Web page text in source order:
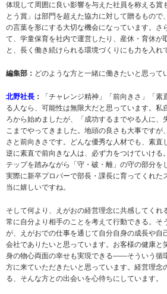
体現して周囲に良い影響を与えた社員を称える賞
とう賞」は部門を超えた協力に対して贈るもので
の言葉を形にする大切な機会になっています。さ
て、学童保育を社内で運営したり、産休・育休が
と、長く働き続けられる環境づくりにも力を入れ
編集部： どのような方と一緒に働きたいと思って
北野社長 ：
「チャレンジ精神」「前向きさ」「
る人なら、可能性は無限大だと思っています。私
ろから始めましたが、「成功するまでやる人に、
こまでやってきました。地頭の良さも大事ですが
さと前向きさです。どんな優秀な人材でも、素直
逆に素直で前向きな人は、必ず力をつけていける
テップを踏みながら「守・破・離」の守の部分を
実際に新卒プロパーで部長・課長に育ってくれた
当に嬉しいですね。
そして何より、えがおの経営理念に共感してくれ
常に自分より相手のことを考えて行動できる。そ
が、えがおでの仕事を通じて自分自身の成長や自
会社でありたいと思っています。お客様の健康と
身の物心両面の幸せも実現できる——そういう循
方に来ていただきたいと思っています。経営理念
る、そんな方との出会いを心待ちにしています。